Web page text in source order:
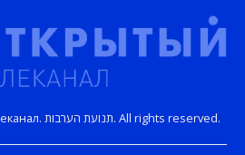
Copyright © Открытый телеканал. תנועת הערבות. All rights reserved.